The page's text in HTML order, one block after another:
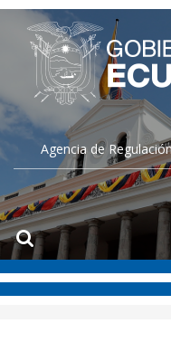
Agencia de